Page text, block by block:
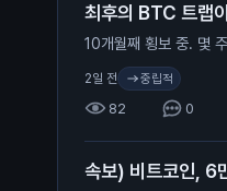
최후의 BTC 트랩
10개월째 횡보 중. 몇
2일 전 중립적
82 0
속보) 비트코인, 6